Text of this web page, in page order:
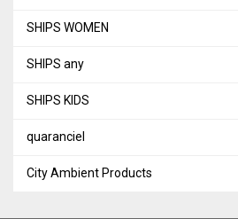
SHIPS WOMEN
SHIPS any
SHIPS KIDS
quaranciel
City Ambient Products